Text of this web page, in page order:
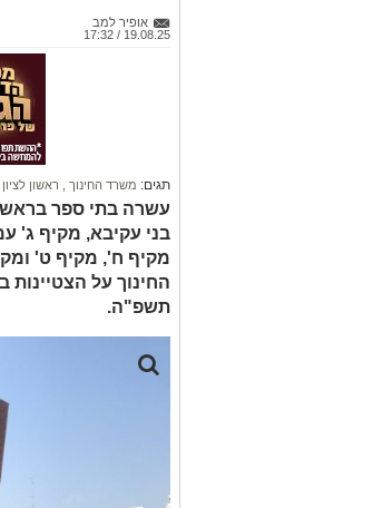
אופיר למב
19.08.25 / 17:32
תגים: משרד החינוך ראשון לציון
עשרה בתי ספר
בני עקיבא, מקיף ג'
מקיף ח', מקיף ט'
החינוך על
תשפ"ה.